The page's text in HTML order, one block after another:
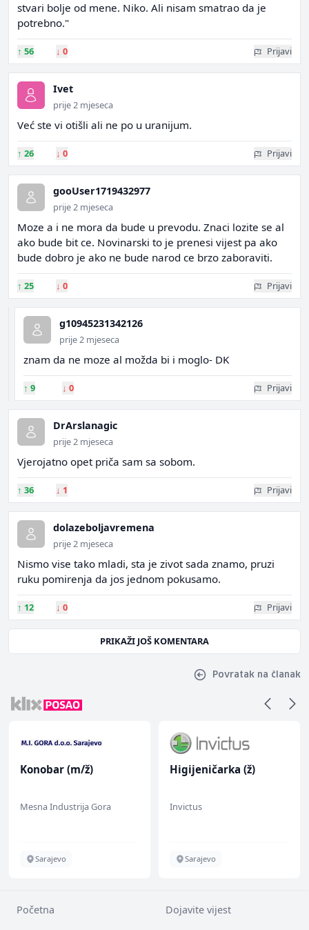
stvari bolje od mene. Niko. Ali nisam smatrao da je
potrebno."
↑ 56 ↓ 0 Prijavi
Ivet
prije 2 mjeseca
Već ste vi otišli ali ne po u uranijum.
↑ 26 ↓ 0 Prijavi
gooUser1719432977
prije 2 mjeseca
Moze a i ne mora da bude u prevodu. Znaci lozite se al
ako bude bit ce. Novinarski to je prenesi vijest pa ako
bude dobro je ako ne bude narod ce brzo zaboraviti.
↑ 25 ↓ 0 Prijavi
g10945231342126
prije 2 mjeseca
znam da ne moze al možda bi i moglo- DK
↑ 9 ↓ 0 Prijavi
DrArslanagic
prije 2 mjeseca
Vjerojatno opet priča sam sa sobom.
↑ 36 ↓ 1 Prijavi
dolazeboljavremena
prije 2 mjeseca
Nismo vise tako mladi, sta je zivot sada znamo, pruzi
ruku pomirenja da jos jednom pokusamo.
↑ 12 ↓ 0 Prijavi
PRIKAŽI JOŠ KOMENTARA
Povratak na članak
Konobar (m/ž)
Mesna Industrija Gora
Sarajevo
Higijeničarka (ž)
Invictus
Sarajevo
Početna Dojavite vijest